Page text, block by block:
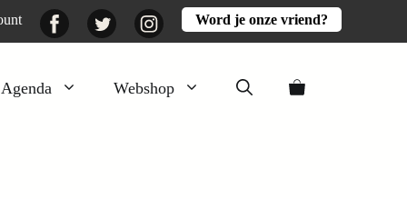
FacebookTwitter InstagramWord je onze vriend?
Agenda Webshop